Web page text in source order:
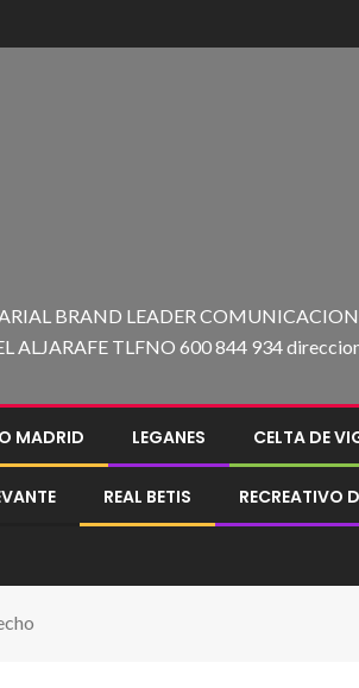
BRAND LEADER
TLFNO 600 844 934
MADRID LEGANES CELTA DE
REAL BETIS RECREATIVO